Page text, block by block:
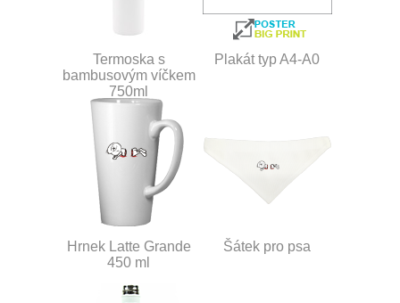
Termoska s
bambusovým víčkem
750ml
Plakát typ A4-A0
Hrnek Latte Grande
450 ml
Šátek pro psa